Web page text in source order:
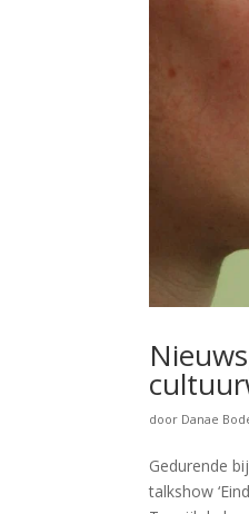
door Danae
Gedurende
talkshow